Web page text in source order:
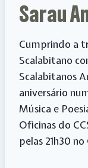
Sarau
Cumprindo a
Scalabitano
Scalabitanos
aniversário
Música e
Oficinas do
pelas 21h30